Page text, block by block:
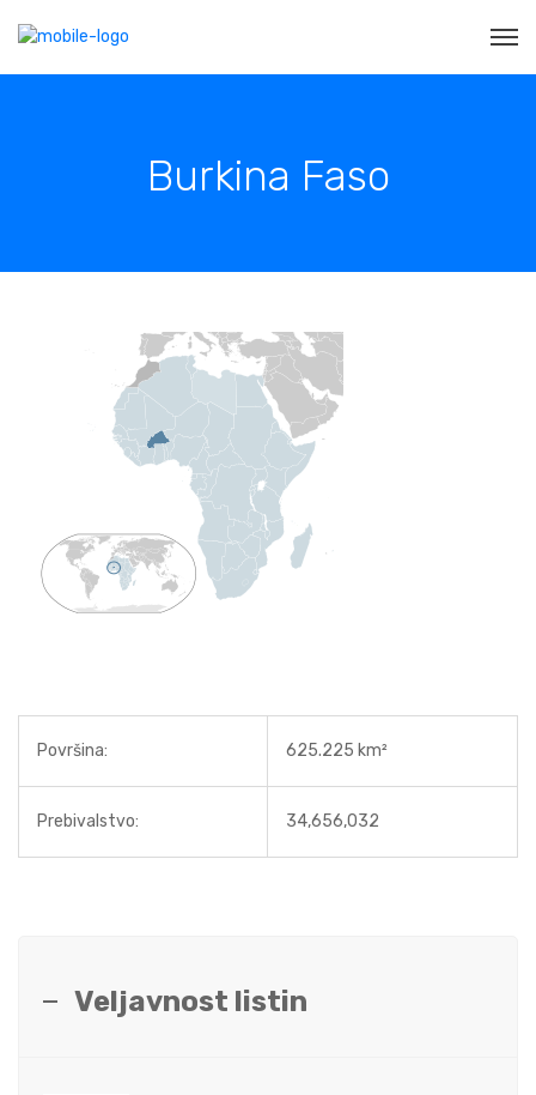
Burkina Faso
Površina: 625.225 km²
Prebivalstvo: 34,656,032
Veljavnost listin